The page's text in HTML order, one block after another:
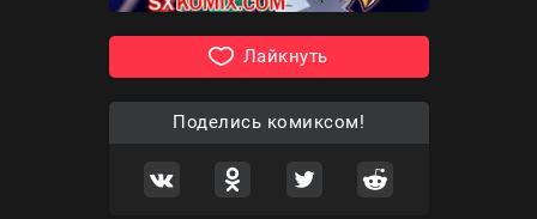
Лайкнуть
Поделись комиксом!